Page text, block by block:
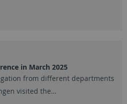
in March 2025
from different departments
visited the…